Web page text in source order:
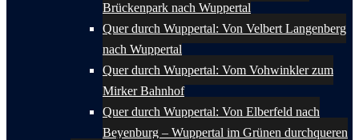
Brückenpark nach Wuppertal
Quer durch Wuppertal: Von Velbert Langenberg
nach Wuppertal
Quer durch Wuppertal: Vom Vohwinkler zum
Mirker Bahnhof
Quer durch Wuppertal: Von Elberfeld nach
Beyenburg – Wuppertal im Grünen durchqueren